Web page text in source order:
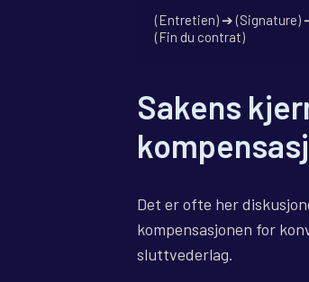
(Entretien) ➔ (Signature)
Sakens
Det er ofte her
kompensasjonen for
sluttvederlag.